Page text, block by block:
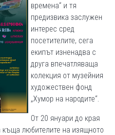
времена“ и тя
предизвика заслужен
интерес сред
посетителите, сега
екипът изненадва с
друга впечатляваща
колекция от музейния
художествен фонд
„Хумор на народите“.
От 20 януари до края
къща любителите на изящното